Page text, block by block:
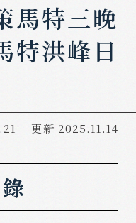
馬特三晚
特洪峰日
｜更新 2025.11.14